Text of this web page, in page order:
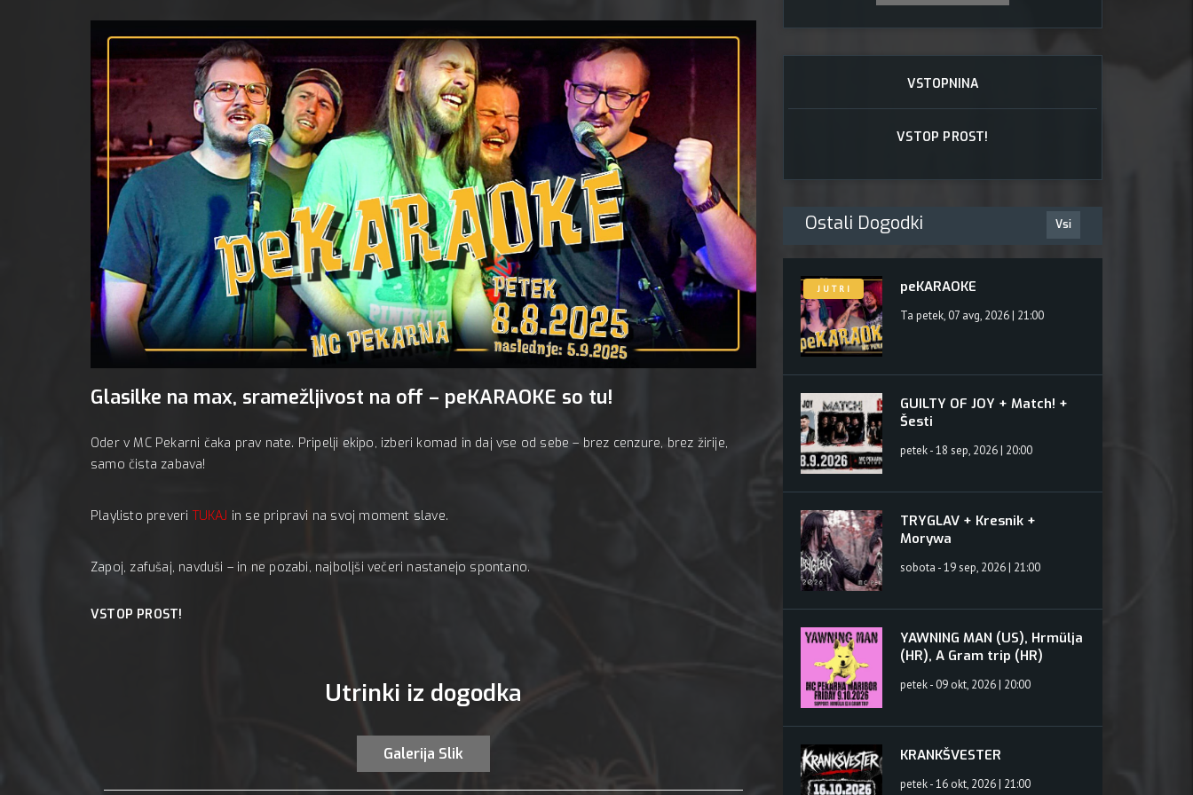
8 avgust, 2025
Glasilke na max, sramežljivost na off – peKARAOKE so tu!
Oder v MC Pekarni čaka prav nate. Pripelji ekipo, izberi komad in daj vse od sebe – brez cenzure, brez žirije,
samo čista zabava!
Playlisto preveriTUKAJ in se pripravi na svoj moment slave.
Zapoj, zafušaj, navduši – in ne pozabi, najboljši večeri nastanejo spontano.
VSTOP PROST!
Utrinki iz dogodka
Galerija Slik
VSTOPNINA
VSTOP PROST!
Ostali Dogodki Vsi
J U T R I peKARAOKE
Ta petek, 07 avg, 2026 | 21:00
GUILTY OF JOY + Match! +
Šesti
petek - 18 sep, 2026 | 20:00
TRYGLAV + Kresnik +
Morywa
sobota - 19 sep, 2026 | 21:00
YAWNING MAN (US), Hrmülja
(HR), A Gram trip (HR)
petek - 09 okt, 2026 | 20:00
KRANKŠVESTER
petek - 16 okt, 2026 | 21:00